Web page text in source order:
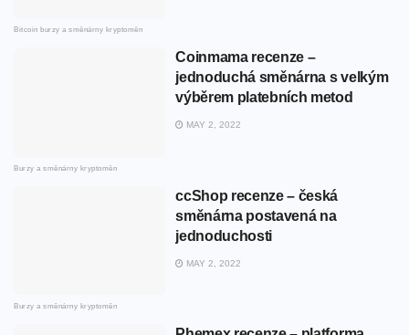
Bitcoin burzy a směnárny kryptoměn
Burzy a směnárny kryptoměn
Coinmama recenze –
jednoduchá směnárna s velkým
výběrem platebních metod
MAY 2, 2022
Burzy a směnárny kryptoměn
ccShop recenze – česká
směnárna postavená na
jednoduchosti
MAY 2, 2022